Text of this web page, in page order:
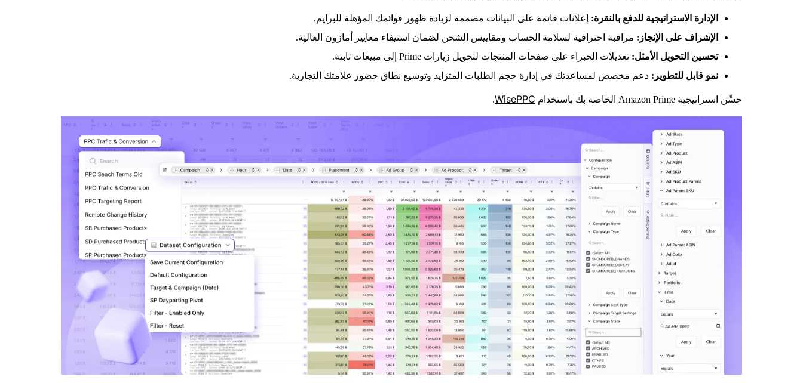
الإدارة الاستراتيجية للدفع بالنقرة: إعلانات قائمة على البيانات مصممة لزيادة ظهور قوائمك المؤهلة للبرايم.
الإشراف على الإنجاز: مراقبة احترافية لسلامة الحساب ومقاييس الشحن لضمان استيفاء معايير أمازون العالية.
تحسين التحويل الأمثل: تعديلات الخبراء على صفحات المنتجات لتحويل زيارات Prime إلى مبيعات ثابتة.
نمو قابل للتطوير: دعم مخصص لمساعدتك في إدارة حجم الطلبات المتزايد وتوسيع نطاق حضور علامتك التجارية.
حسِّن استراتيجية Amazon Prime الخاصة بك باستخدام WisePPC
.